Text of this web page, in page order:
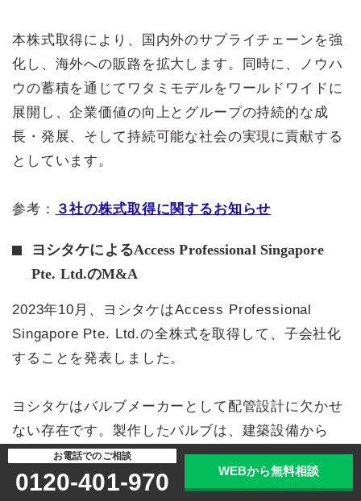
本株式取得により、国内外のサプライチェーンを強
化し、海外への販路を拡大します。同時に、ノウハ
ウの蓄積を通じてワタミモデルをワールドワイドに
展開し、企業価値の向上とグループの持続的な成
長・発展、そして持続可能な社会の実現に貢献する
としています。
参考： ３社の株式取得に関するお知らせ
ヨシタケによるAccess Professional Singapore
Pte. Ltd.のM&A
2023年10月、ヨシタケはAccess Professional
Singapore Pte. Ltd.の全株式を取得して、子会社化
することを発表しました。
ヨシタケはバルブメーカーとして配管設計に欠かせ
ない存在です。製作したバルブは、建築設備から
様々な産業の生産設備や機械装置など、広範な分野
で利用されています。
お電話でのご相談
0120-401-970 WEBから無料相談